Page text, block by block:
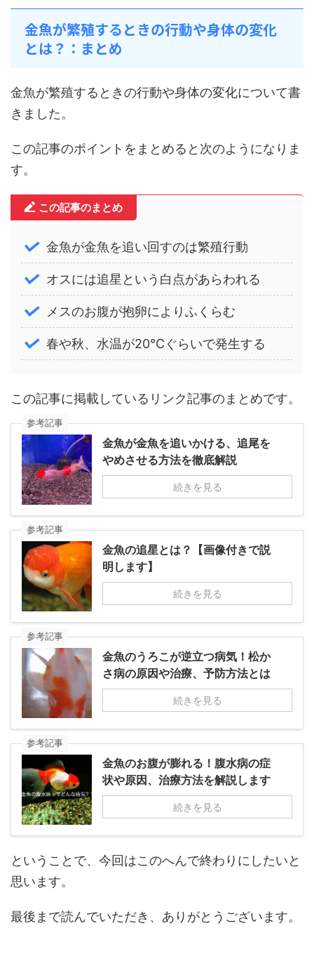
金魚が繁殖するときの行動や身体の変化
とは？：まとめ
金魚が繁殖するときの行動や身体の変化について書
きました。
この記事のポイントをまとめると次のようになりま
す。
この記事のまとめ
金魚が金魚を追い回すのは繁殖行動
オスには追星という白点があらわれる
メスのお腹が抱卵によりふくらむ
春や秋、水温が20℃ぐらいで発生する
この記事に掲載しているリンク記事のまとめです。
参考記事
金魚が金魚を追いかける、追尾を
やめさせる方法を徹底解説
続きを見る
参考記事
金魚の追星とは？【画像付きで説
明します】
続きを見る
参考記事
金魚のうろこが逆立つ病気！松か
さ病の原因や治療、予防方法とは
続きを見る
参考記事
金魚のお腹が膨れる！腹水病の症
状や原因、治療方法を解説します
続きを見る
ということで、今回はこのへんで終わりにしたいと
思います。
最後まで読んでいただき、ありがとうございます。